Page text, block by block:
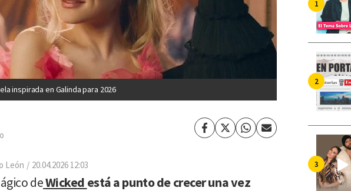
inspirada en Galinda para 2026
Facebook
TwitterWhatsapp
Enviar
León 20.04.2026 12:03
deWicked está a punto de crecer una vez